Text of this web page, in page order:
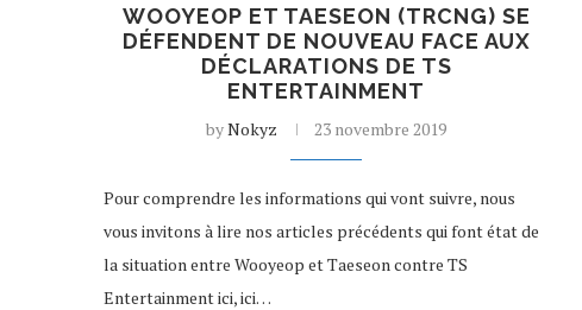
WOOYEOP ET TAESEON (TRCNG) SE
DÉFENDENT DE NOUVEAU FACE AUX
DÉCLARATIONS DE TS
ENTERTAINMENT
byNokyz 23 novembre 2019
Pour comprendre les informations qui vont suivre, nous
vous invitons à lire nos articles précédents qui font état de
la situation entre Wooyeop et Taeseon contre TS
Entertainment ici, ici…